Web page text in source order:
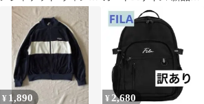
ブレーカー 刺繍ロゴ 紺
使用
¥ 1,890 ¥ 2,680